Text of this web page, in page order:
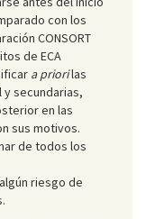
con los
CONSORT
de ECA
a priorilas
secundarias,
en las
sus motivos.
de todos los
riesgo de